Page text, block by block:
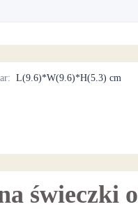
: L(9.6)*W(9.6)*H(5.3) cm
świeczki o